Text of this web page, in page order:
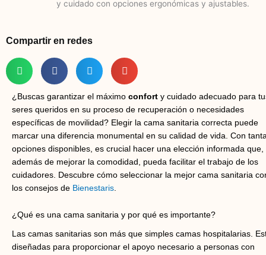
Compartir en redes
¿Buscas garantizar el máximo confort y cuidado adecuado para
seres queridos en su proceso de recuperación o necesidades
específicas de movilidad? Elegir la cama sanitaria correcta puede
marcar una diferencia monumental en su calidad de vida. Con
opciones disponibles, es crucial hacer una elección informada que,
además de mejorar la comodidad, pueda facilitar el trabajo de los
cuidadores. Descubre cómo seleccionar la mejor cama sanitaria
los consejos de Bienestaris
¿Qué es una cama sanitaria y por qué es importante?
Las camas sanitarias son más que simples camas hospitalarias.
diseñadas para proporcionar el apoyo necesario a personas con